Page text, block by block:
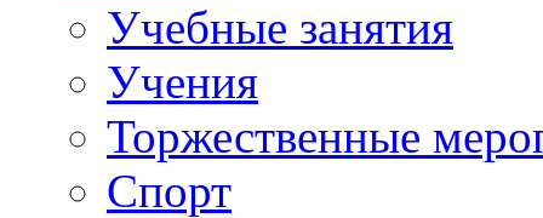
Учебные занятия
Учения
Торжественные
Спорт